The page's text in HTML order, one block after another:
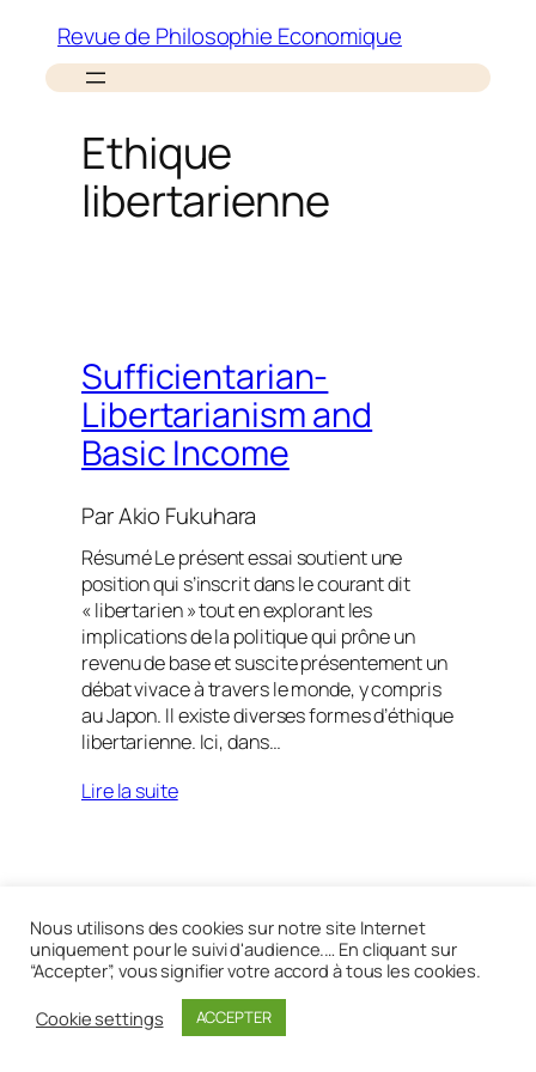
contenu
Revue de Philosophie Economique
Ethique
libertarienne
Sufficientarian-
Libertarianism and
Basic Income
ParAkio Fukuhara
Résumé Le présent essai soutient une
position qui s’inscrit dans le courant dit
« libertarien » tout en explorant les
implications de la politique qui prône un
revenu de base et suscite présentement un
débat vivace à travers le monde, y compris
au Japon. Il existe diverses formes d’éthique
libertarienne. Ici, dans…
Lire la suite
Nous utilisons des cookies sur notre site Internet
uniquement pour le suivi d'audience.… En cliquant sur
“Accepter”, vous signifier votre accord à tous les cookies.
Cookie settings
ACCEPTER